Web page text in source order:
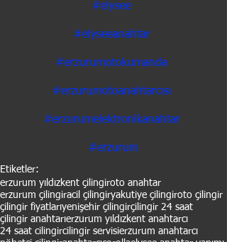
#elysee
#elyseeanahtar
#erzurumotokumanda
#erzurumotoanahtarcısı
#erzurumelektronikanahtar
#erzurum
Etiketler:
erzurum yıldızkent çilingiroto anahtar
erzurum çilingiracil çilingiryakutiye çilingiroto çilingir
çilingir fiyatlarıyenişehir çilingirçilingir 24 saat
çilingir anahtarıerzurum yıldızkent anahtarcı
24 saat cilingircilingir servisierzurum anahtarcı